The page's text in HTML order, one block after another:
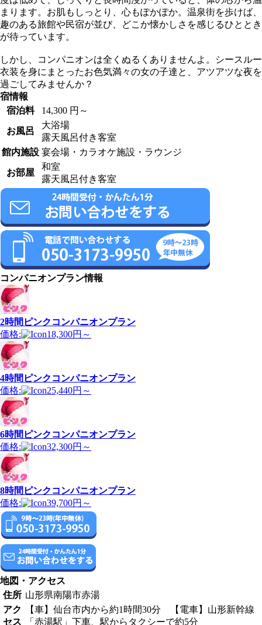
まります。お肌もしっとり、心もぽかぽか。温泉街を歩けば、
趣のある旅館や民宿が並び、どこか懐かしさを感じるひととき
が待っています。
しかし、コンパニオンは全くぬるくありませんよ。シースルー
衣装を身にまとったお色気満々の女の子達と、アツアツな夜を
過ごしてみませんか？
宿情報
宿泊料
14,300 円～
お風呂
大浴場
露天風呂付き客室
館内施設 宴会場・カラオケ施設・ラウンジ
お部屋
和室
露天風呂付き客室
コンパニオンプラン情報
2時間ピンクコンパニオンプラン
価格:
18,300円～
4時間ピンクコンパニオンプラン
価格:
25,440円～
6時間ピンクコンパニオンプラン
価格:
32,300円～
8時間ピンクコンパニオンプラン
価格:
39,700円～
地図・アクセス
住所 山形県南陽市赤湯
アク
セス
【車】仙台市内から約1時間30分 【電車】山形新幹線
「赤湯駅」下車、駅からタクシーで約5分